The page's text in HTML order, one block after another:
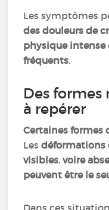
Les symptômes
des douleurs de
physique intense
fréquents.
Des
à repérer
Certaines formes
Lesdéformations
visibles,voire
peuvent être le
Dans ces